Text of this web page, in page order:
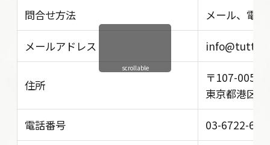
問合せ方法 メール、電話
メールアドレス info@tutta-
住所
〒107-0052
東京都港区
電話番号 03-6722-
scrollable